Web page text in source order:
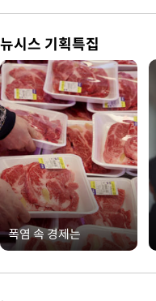
뉴시스 기획특집
폭염 속 경제는